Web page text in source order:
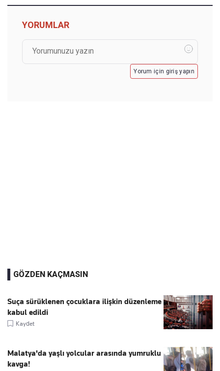
YORUMLAR
Yorum için giriş yapın
GÖZDEN KAÇMASIN
Suça sürüklenen çocuklara ilişkin düzenleme
kabul edildi
Kaydet
Malatya'da yaşlı yolcular arasında yumruklu
kavga!